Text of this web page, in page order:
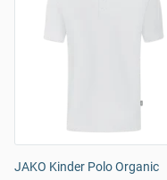
JAKO Kinder Polo Organic